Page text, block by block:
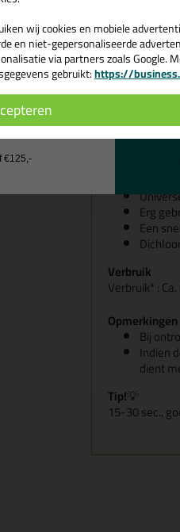
Voor
Voor
Voor
en
Een
Erg
Een
Verbruik
Verbruik* :
Opmerkingen
Bij
Indien
dient
Tip!💡
15-30 sec.,
wij cookies en mobiele
en niet-gepersonaliseerde
via partners zoals Google.
gebruikt:https://
›
€125,-